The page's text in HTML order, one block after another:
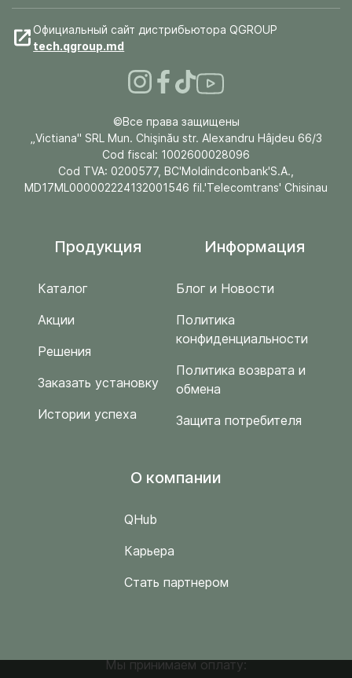
Официальный сайт дистрибьютора QGROUP
tech.qgroup.md
©Все права защищены
„Victiana" SRL Mun. Chişinău str. Alexandru Hâjdeu 66/3
Cod fiscal: 1002600028096
Cod TVA: 0200577, BC'Moldindconbank'S.A.,
MD17ML000002224132001546 fil.'Telecomtrans' Chisinau
Продукция
Каталог
Акции
Решения
Заказать установку
Истории успеха
Информация
Блог и Новости
Политика
конфиденциальности
Политика возврата и
обмена
Защита потребителя
O компании
QHub
Карьера
Стать партнером
Мы принимаем оплату: